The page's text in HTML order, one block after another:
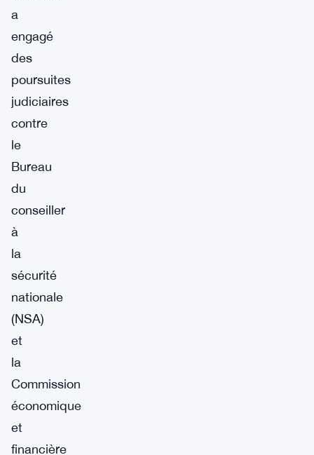
a
engagé
des
poursuites
judiciaires
contre
le
Bureau
du
conseiller
à
la
sécurité
nationale
(NSA)
et
la
Commission
économique
et
financière